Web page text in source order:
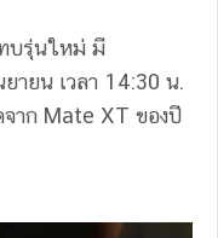
บรุ่นใหม่ มี
ายน เวลา 14:30 น.
จาก Mate XT ของปี